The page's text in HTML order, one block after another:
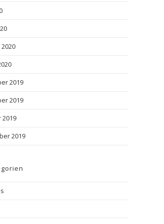
2019
2019
2019